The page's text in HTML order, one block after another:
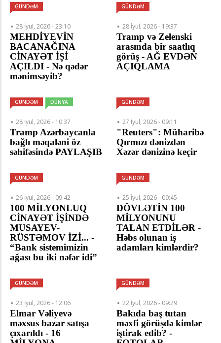
GÜNDƏM
28 İyul, 2026 - 23:10
MEHDİYEVİN
BACANAĞINA
CİNAYƏT İŞİ
AÇILDI - Nə qədər
mənimsəyib?
GÜNDƏM
28 İyul, 2026 - 19:37
Tramp və Zelenski
arasında bir saatlıq
görüş - AĞ EVDƏN
AÇIQLAMA
GÜNDƏM DÜNYA
28 İyul, 2026 - 10:37
Tramp Azərbaycanla
bağlı məqaləni öz
səhifəsində PAYLAŞIB
GÜNDƏM
27 İyul, 2026 - 09:11
"Reuters": Müharibə
Qırmızı dənizdən
Xəzər dənizinə keçir
GÜNDƏM
26 İyul, 2026 - 09:42
100 MİLYONLUQ
CİNAYƏT İŞİNDƏ
MUSAYEV-
RÜSTƏMOV İZİ... -
“Bank sistemimizin
ağası bu iki nəfər idi”
GÜNDƏM
25 İyul, 2026 - 09:45
DÖVLƏTİN 100
MİLYONUNU
TALAN ETDİLƏR -
Həbs olunan iş
adamları kimlərdir?
GÜNDƏM
23 İyul, 2026 - 12:06
Elmar Vəliyevə
məxsus bazar satışa
çıxarıldı - 16
GÜNDƏM
22 İyul, 2026 - 09:29
Bakıda baş tutan
məxfi görüşdə kimlər
iştirak edib? -